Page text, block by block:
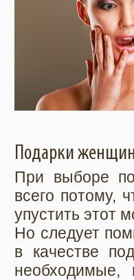
Подарки
При выборе
всего потому,
упустить этот
Но следует
в качестве
необходимые,